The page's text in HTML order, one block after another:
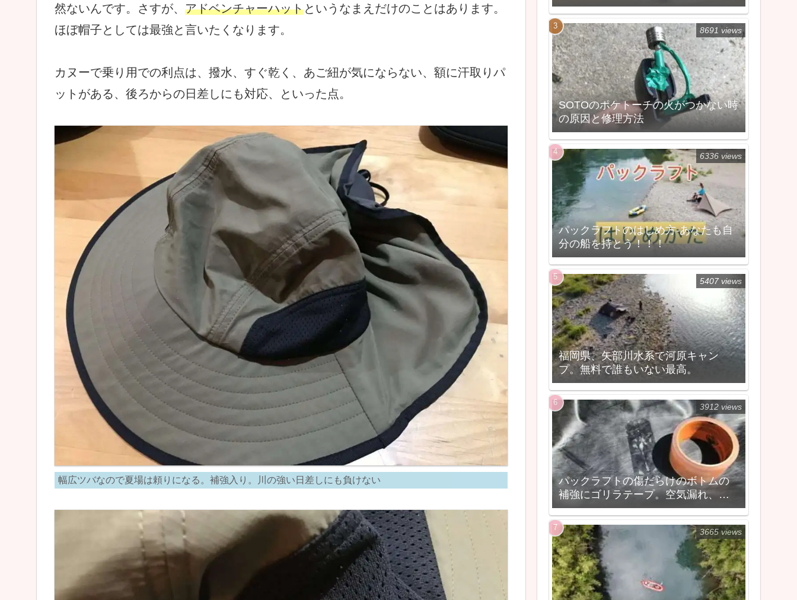
然ないんです。さすが、 アドベンチャーハットというなまえだけのことはあります。
ほぼ帽子としては最強と言いたくなります。
カヌーで乗り用での利点は、撥水、すぐ乾く、あご紐が気にならない、額に汗取りパ
ットがある、後ろからの日差しにも対応、といった点。
幅広ツバなので夏場は頼りになる。補強入り。川の強い日差しにも負けない
障。
SOTOのポケトーチの火がつかない時
の原因と修理方法
8691 views
パックラフトのはじめ方-あなたも自
分の船を持とう！！！
6336 views
福岡県、矢部川水系で河原キャン
プ。無料で誰もいない最高。
5407 views
パックラフトの傷だらけのボトムの
補強にゴリラテープ。空気漏れ、破
れも補修もできる。
3912 views
3665 views